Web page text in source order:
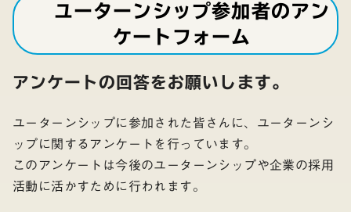
ユーターンシップ参加者のアン
ケートフォーム
アンケートの回答をお願いします。
ユーターンシップに参加された皆さんに、ユーターンシ
ップに関するアンケートを行っています。
このアンケートは今後のユーターンシップや企業の採用
活動に活かすために行われます。